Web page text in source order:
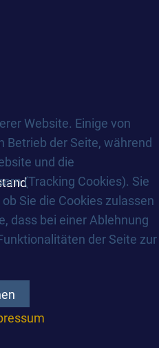
Website. Einige von
Betrieb der Seite, während
und die
(Tracking Cookies). Sie
Sie die Cookies zulassen
dass bei einer Ablehnung
der Seite zur